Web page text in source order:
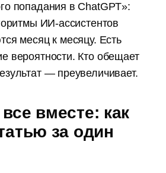
попадания в ChatGPT»:
ИИ-ассистентов
месяц к месяцу. Есть
вероятности. Кто обещает
— преувеличивает.
вместе: как
за один